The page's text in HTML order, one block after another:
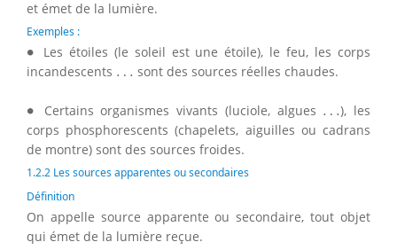
et émet de la lumière.
Exemples :
∙
∙
Les étoiles (le soleil est une étoile), le feu, les corps
incandescents …
… sont des sources réelles chaudes.
∙
∙ Certains organismes vivants (luciole, algues …
… ), les
corps phosphorescents (chapelets, aiguilles ou cadrans
de montre) sont des sources froides.
1.2.2 Les sources apparentes ou secondaires
Définition
On appelle source apparente ou secondaire, tout objet
qui émet de la lumière reçue.